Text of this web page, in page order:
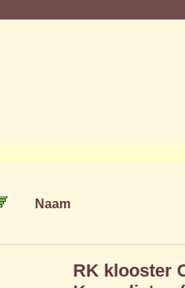
Naam
RK klooster